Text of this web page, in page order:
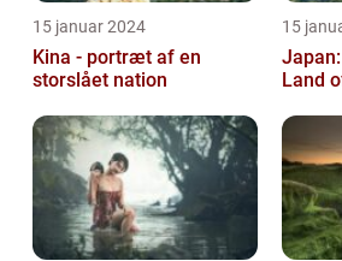
15 januar 2024
Kina - portræt af en
storslået nation
15
Land